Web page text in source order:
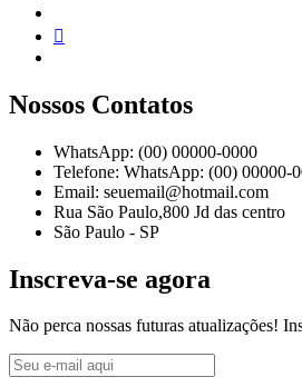
Nossos Contatos
WhatsApp: (00) 00000-0000
Telefone: WhatsApp: (00) 00000-
Email: seuemail@hotmail.com
Rua São Paulo,800 Jd das centro
São Paulo - SP
Inscreva-se agora
Não perca nossas futuras atualizações!